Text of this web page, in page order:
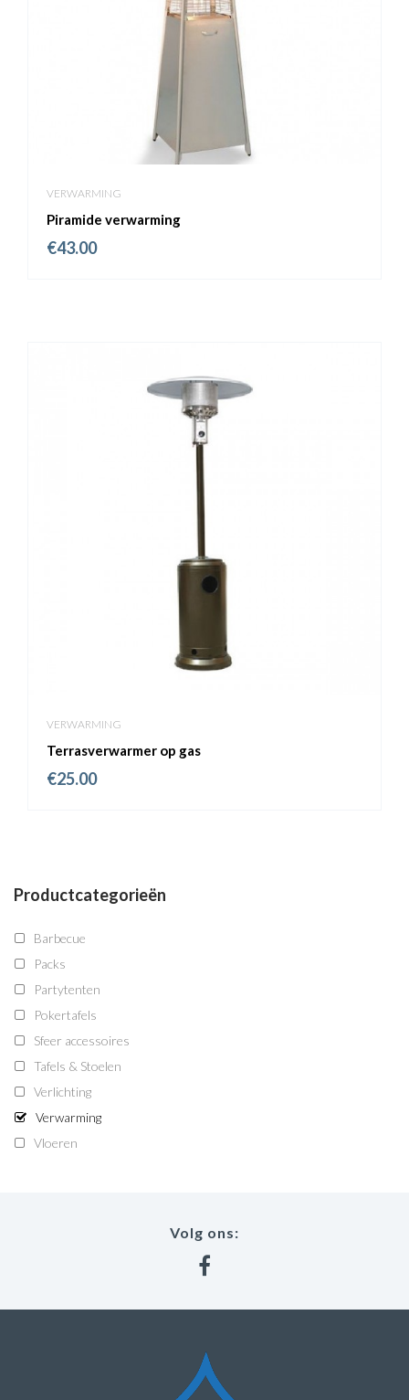
VERWARMING
Piramide verwarming
€43.00
VERWARMING
Terrasverwarmer op gas
€25.00
Productcategorieën
Barbecue
Packs
Partytenten
Pokertafels
Sfeer accessoires
Tafels & Stoelen
Verlichting
Verwarming
Vloeren
Volg ons: